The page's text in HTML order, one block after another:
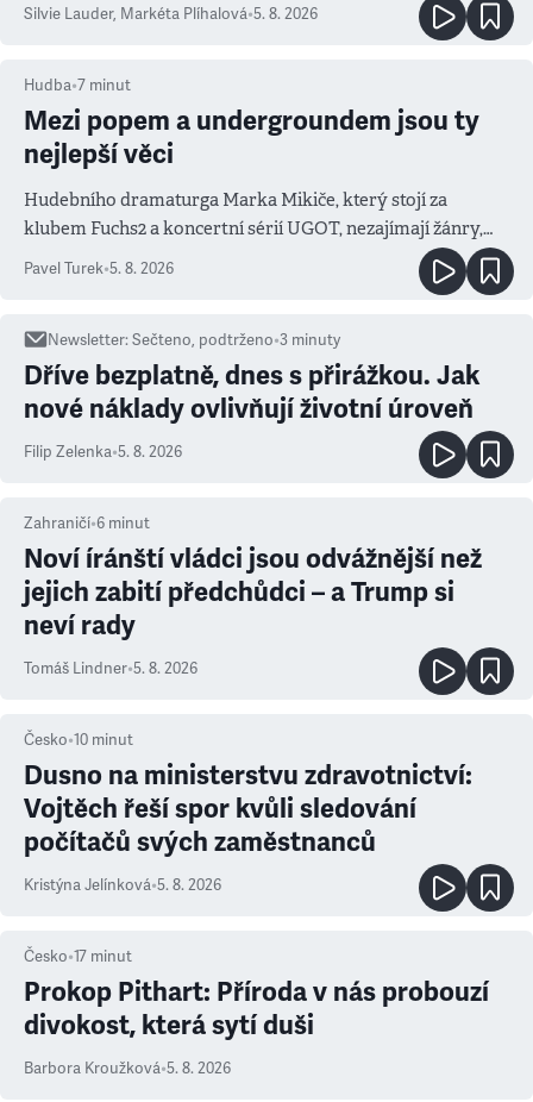
Silvie Lauder, Markéta Plíhalová•5. 8. 2026
Hudba•7 minut
Mezi popem a undergroundem jsou ty
nejlepší věci
Hudebního dramaturga Marka Mikiče, který stojí za
klubem Fuchs2 a koncertní sérií UGOT, nezajímají žánry,
Pavel Turek•5. 8. 2026
Newsletter:Sečteno, podtrženo•3 minuty
Dříve bezplatně, dnes s přirážkou. Jak
nové náklady ovlivňují životní úroveň
Filip Zelenka•5. 8. 2026
Zahraničí•6 minut
Noví íránští vládci jsou odvážnější než
jejich zabití předchůdci – a Trump si
neví rady
Tomáš Lindner•5. 8. 2026
Česko•10 minut
Dusno na ministerstvu zdravotnictví:
Vojtěch řeší spor kvůli sledování
počítačů svých zaměstnanců
Kristýna Jelínková•5. 8. 2026
Česko•17 minut
Prokop Pithart: Příroda v nás probouzí
divokost, která sytí duši
Barbora Kroužková•5. 8. 2026